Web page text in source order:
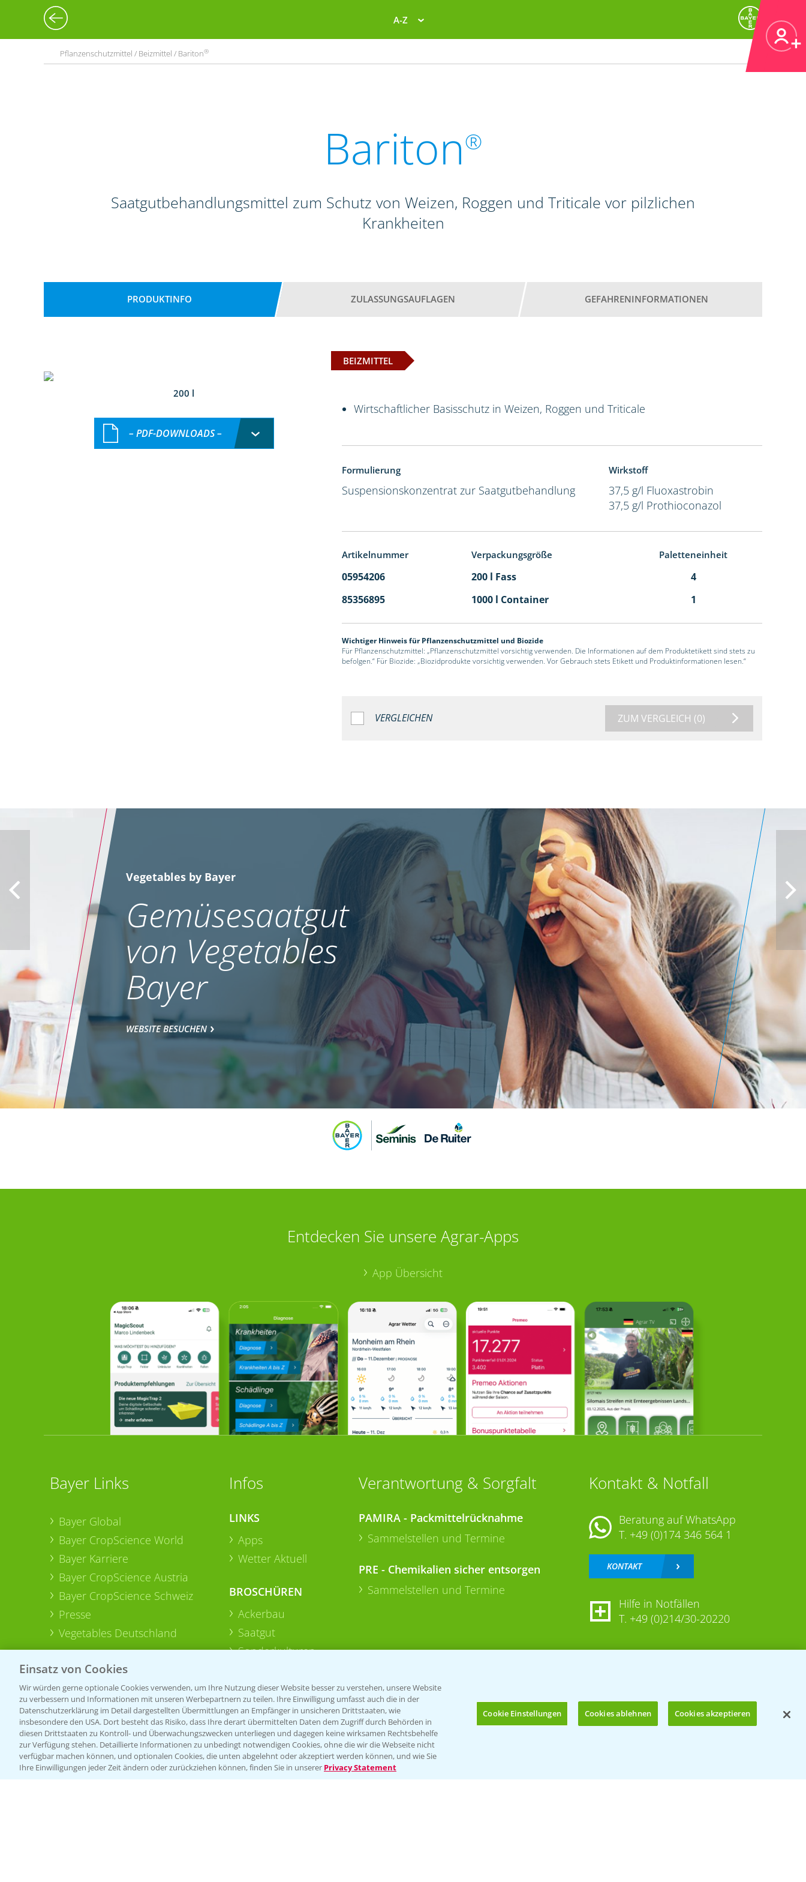
A-Z
Pflanzenschutzmittel / Beizmittel / Bariton®
Bariton®
Saatgutbehandlungsmittel zum Schutz von Weizen, Roggen und Triticale vor pilzlichen
Krankheiten
PRODUKTINFO ZULASSUNGSAUFLAGEN GEFAHRENINFORMATIONEN
BEIZMITTEL
200 l
– PDF-DOWNLOADS –
Wirtschaftlicher Basisschutz in Weizen, Roggen und Triticale
Formulierung
Suspensionskonzentrat zur Saatgutbehandlung
Wirkstoff
37,5 g/l Fluoxastrobin
37,5 g/l Prothioconazol
Artikelnummer Verpackungsgröße Paletteneinheit
05954206 200 l Fass
4
85356895
1000 l Container 1
Wichtiger Hinweis für Pflanzenschutzmittel und Biozide
Für Pflanzenschutzmittel: „Pflanzenschutzmittel vorsichtig verwenden. Die Informationen auf dem Produktetikett sind stets zu
befolgen.“ Für Biozide: „Biozidprodukte vorsichtig verwenden. Vor Gebrauch stets Etikett und Produktinformationen lesen.“
VERGLEICHEN ZUM VERGLEICH (0)
Bis zu 4 Produkte vergleichen:
Vegetables by Bayer
Gemüsesaatgut
von Vegetables
Bayer
WEBSITE BESUCHEN
Entdecken Sie unsere Agrar-Apps
App Übersicht
Bayer Links
Bayer Global
Bayer CropScience World
Bayer Karriere
Bayer CropScience Austria
Bayer CropScience Schweiz
Presse
Vegetables Deutschland
Infos
LINKS
Apps
Wetter Aktuell
BROSCHÜREN
Ackerbau
Saatgut
Sonderkulturen
Verantwortung & Sorgfalt
PAMIRA - Packmittelrücknahme
Sammelstellen und Termine
PRE - Chemikalien sicher entsorgen
Sammelstellen und Termine
Kontakt & Notfall
Beratung auf WhatsApp
T. +49 (0)174 346 564 1
KONTAKT
Hilfe in Notfällen
T. +49 (0)214/30-20220
Folgen Sie uns
Einsatz von Cookies
Wir würden gerne optionale Cookies verwenden, um Ihre Nutzung dieser Website besser zu verstehen, unsere Website
zu verbessern und Informationen mit unseren Werbepartnern zu teilen. Ihre Einwilligung umfasst auch die in der
Datenschutzerklärung im Detail dargestellten Übermittlungen an Empfänger in unsicheren Drittstaaten, wie
insbesondere den USA. Dort besteht das Risiko, dass Ihre derart übermittelten Daten dem Zugriff durch Behörden in
diesen Drittstaaten zu Kontroll- und Überwachungszwecken unterliegen und dagegen keine wirksamen Rechtsbehelfe
zur Verfügung stehen. Detaillierte Informationen zu unbedingt notwendigen Cookies, ohne die wir die Webseite nicht
verfügbar machen können, und optionalen Cookies, die unten abgelehnt oder akzeptiert werden können, und wie Sie
Ihre Einwilligungen jeder Zeit ändern oder zurückziehen können, finden Sie in unserer Privacy Statement
Cookie Einstellungen Cookies ablehnen Cookies akzeptieren